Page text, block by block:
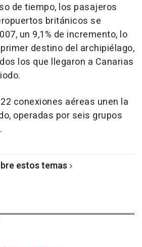
de tiempo, los pasajeros
británicos se
un 9,1% de incremento, lo
destino del archipiélago,
los que llegaron a Canarias
conexiones aéreas unen la
operadas por seis grupos
estos temas